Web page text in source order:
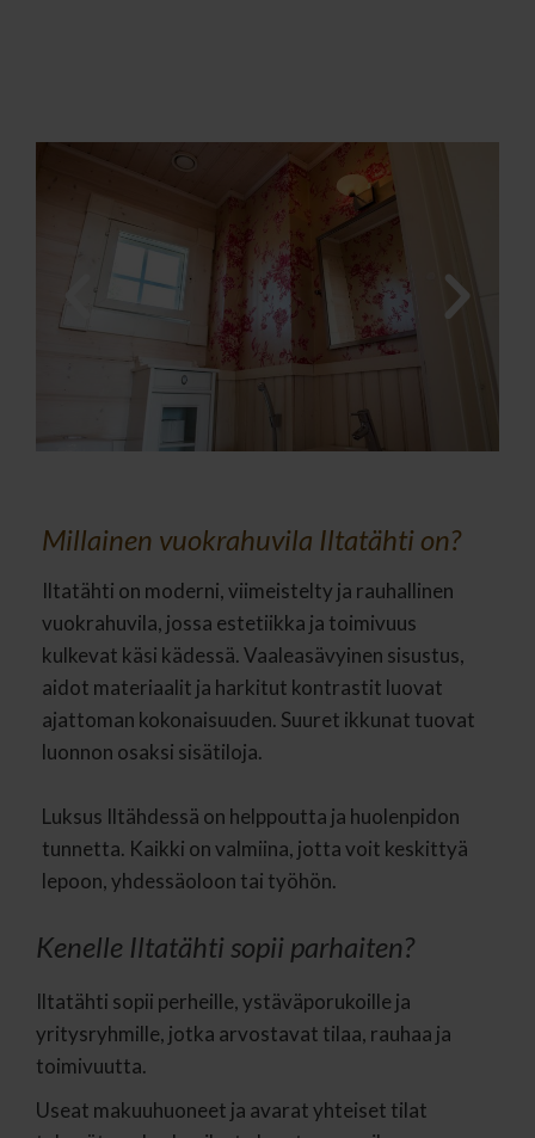
Millainen vuokrahuvila Iltatähti on?
Iltatähti on moderni, viimeistelty ja rauhallinen
vuokrahuvila, jossa estetiikka ja toimivuus
kulkevat käsi kädessä. Vaaleasävyinen sisustus,
aidot materiaalit ja harkitut kontrastit luovat
ajattoman kokonaisuuden. Suuret ikkunat tuovat
luonnon osaksi sisätiloja.
Luksus Iltähdessä on helppoutta ja huolenpidon
tunnetta. Kaikki on valmiina, jotta voit keskittyä
lepoon, yhdessäoloon tai työhön.
Kenelle Iltatähti sopii parhaiten?
Iltatähti sopii perheille, ystäväporukoille ja
yritysryhmille, jotka arvostavat tilaa, rauhaa ja
toimivuutta.
Useat makuuhuoneet ja avarat yhteiset tilat